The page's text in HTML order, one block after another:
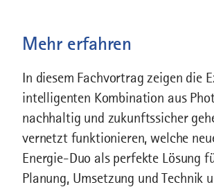
Mehr erfahren
In diesem Fachvortrag zeigen die
intelligenten Kombination aus
nachhaltig und zukunftssicher
vernetzt funktionieren, welche
Energie-Duo als perfekte Lösung
Planung, Umsetzung und Technik